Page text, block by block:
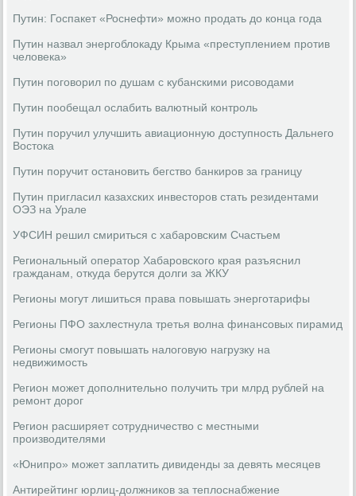
Путин: Госпакет «Роснефти» можно продать до конца года
Путин назвал энергоблокаду Крыма «преступлением против
человека»
Путин поговорил по душам с кубанскими рисоводами
Путин пообещал ослабить валютный контроль
Путин поручил улучшить авиационную доступность Дальнего
Востока
Путин поручит остановить бегство банкиров за границу
Путин пригласил казахских инвесторов стать резидентами
ОЭЗ на Урале
УФСИН решил смириться с хабаровским Счастьем
Региональный оператор Хабаровского края разъяснил
гражданам, откуда берутся долги за ЖКУ
Регионы могут лишиться права повышать энерготарифы
Регионы ПФО захлестнула третья волна финансовых пирамид
Регионы смогут повышать налоговую нагрузку на
недвижимость
Регион может дополнительно получить три млрд рублей на
ремонт дорог
Регион расширяет сотрудничество с местными
производителями
«Юнипро» может заплатить дивиденды за девять месяцев
Антирейтинг юрлиц-должников за теплоснабжение